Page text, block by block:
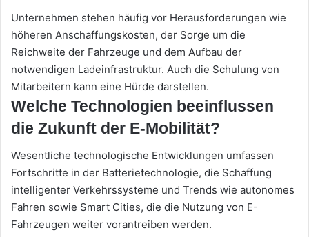
Unternehmen stehen häufig vor Herausforderungen wie
höheren Anschaffungskosten, der Sorge um die
Reichweite der Fahrzeuge und dem Aufbau der
notwendigen Ladeinfrastruktur. Auch die Schulung von
Mitarbeitern kann eine Hürde darstellen.
Welche Technologien beeinflussen
die Zukunft der E-Mobilität?
Wesentliche technologische Entwicklungen umfassen
Fortschritte in der Batterietechnologie, die Schaffung
intelligenter Verkehrssysteme und Trends wie autonomes
Fahren sowie Smart Cities, die die Nutzung von E-
Fahrzeugen weiter vorantreiben werden.